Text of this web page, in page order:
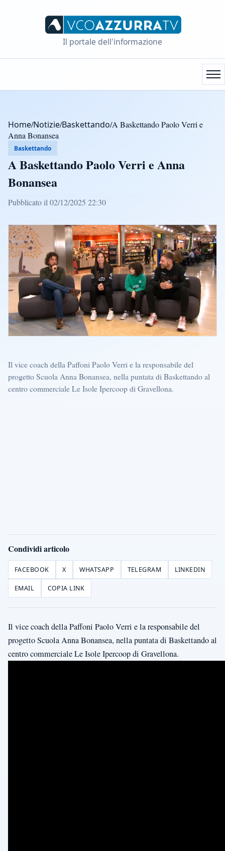
Il portale dell'informazione
Home/Notizie/Baskettando/A Baskettando Paolo Verri e
Anna Bonansea
Baskettando
A Baskettando Paolo Verri e Anna
Bonansea
Pubblicato il 02/12/2025 22:30
Il vice coach della Paffoni Paolo Verri e la responsabile del
progetto Scuola Anna Bonansea, nella puntata di Baskettando al
centro commerciale Le Isole Ipercoop di Gravellona.
Condividi articolo
FACEBOOK X WHATSAPP TELEGRAM LINKEDIN
EMAIL COPIA LINK
Il vice coach della Paffoni Paolo Verri e la responsabile del
progetto Scuola Anna Bonansea, nella puntata di Baskettando al
centro commerciale Le Isole Ipercoop di Gravellona.